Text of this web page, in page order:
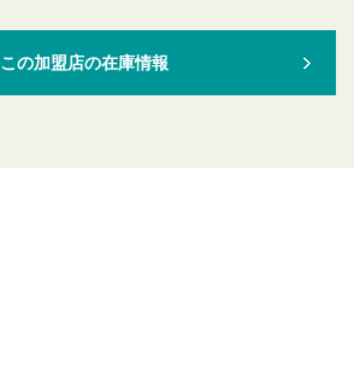
この加盟店の在庫情報